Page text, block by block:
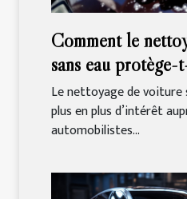
Comment le
sans eau
l'environnement ?
Le nettoyage de voiture
plus en plus d’intérêt
automobilistes...